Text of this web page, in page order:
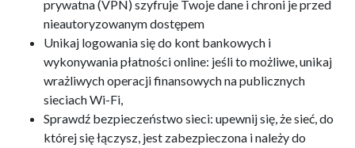
prywatna (VPN) szyfruje Twoje dane i chroni je przed
nieautoryzowanym dostępem
Unikaj logowania się do kont bankowych i
wykonywania płatności online: jeśli to możliwe, unikaj
wrażliwych operacji finansowych na publicznych
sieciach Wi-Fi,
Sprawdź bezpieczeństwo sieci: upewnij się, że sieć, do
której się łączysz, jest zabezpieczona i należy do